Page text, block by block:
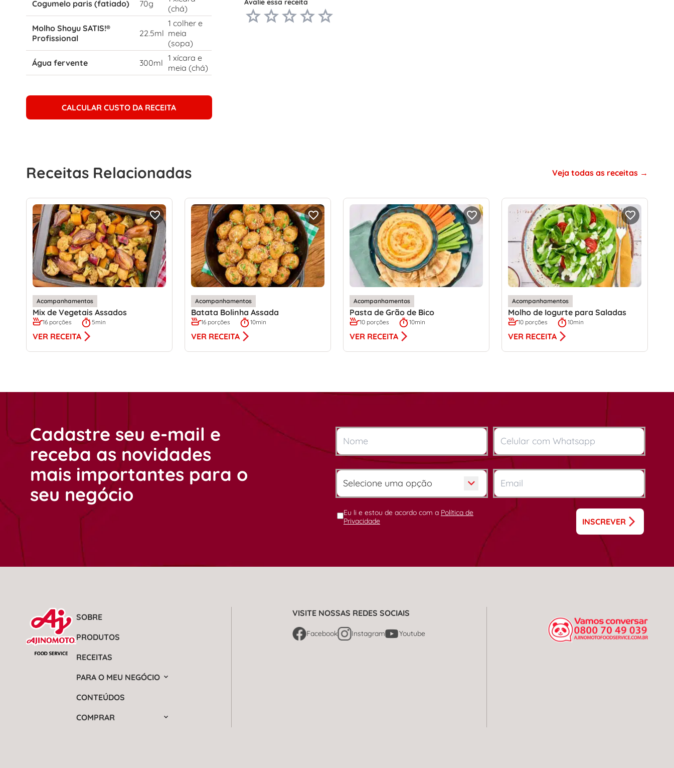
Cogumelo paris (fatiado) 70g
(chá)
Molho Shoyu SATIS!®
Profissional
22.5ml
1 colher e
meia
(sopa)
Água fervente
300ml 1 xícara e
meia (chá)
CALCULAR CUSTO DA RECEITA
Avalie essa receita
Receitas Relacionadas Veja todas as receitas
Acompanhamentos
Mix de Vegetais Assados
16 porções 5min
VER RECEITA
Acompanhamentos
Batata Bolinha Assada
16 porções 10min
VER RECEITA
Acompanhamentos
Pasta de Grão de Bico
10 porções 10min
VER RECEITA
Acompanhamentos
Molho de Iogurte para Saladas
10 porções 10min
VER RECEITA
Cadastre seu e-mail e
receba as novidades
mais importantes para o
seu negócio
Eu li e estou de acordo com a Política de
Privacidade
INSCREVER
SOBRE
PRODUTOS
RECEITAS
PARA O MEU NEGÓCIO
CONTEÚDOS
COMPRAR
VISITE NOSSAS REDES SOCIAIS
Facebook Instagram Youtube